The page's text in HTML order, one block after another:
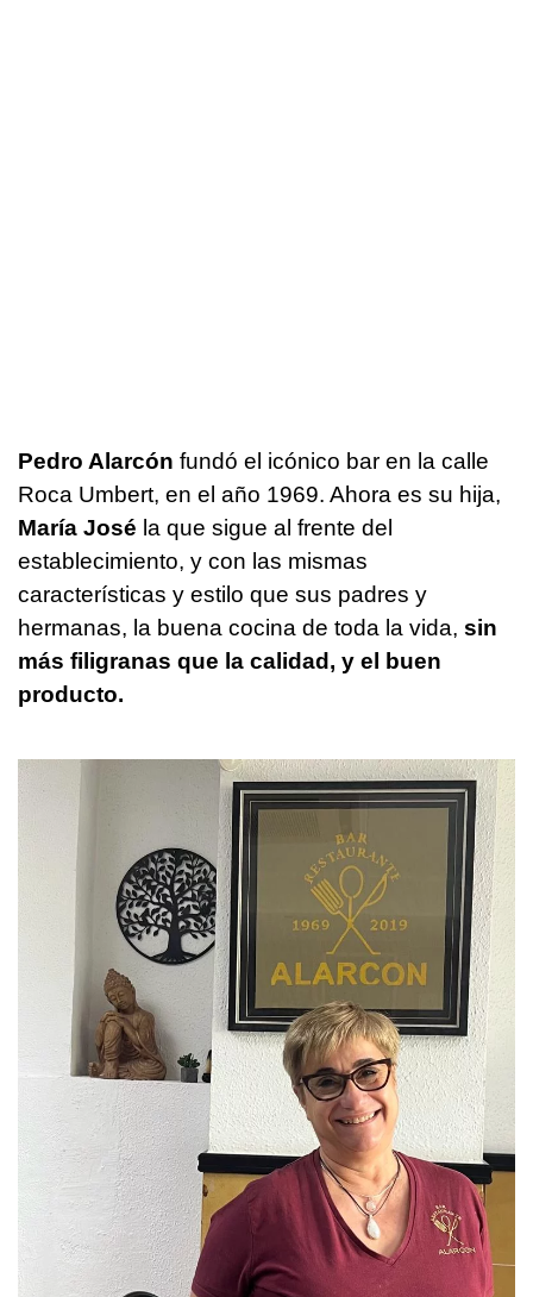
Pedro Alarcón fundó el icónico bar en la calle
Roca Umbert, en el año 1969. Ahora es su hija,
María José la que sigue al frente del
establecimiento, y con las mismas
características y estilo que sus padres y
hermanas, la buena cocina de toda la vida, sin
más filigranas que la calidad, y el buen
producto.